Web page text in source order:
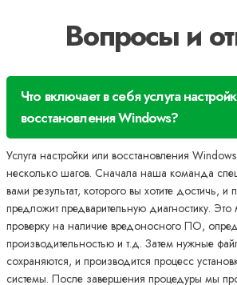
Вопросы и
Что включает в себя услуга
восстановления Windows?
Услуга настройки или восстановления
несколько шагов. Сначала наша команда
вами результат, которого вы хотите достичь,
предложит предварительную диагностику. Это
проверку на наличие вредоносного ПО,
производительностью и т.д. Затем нужные
сохраняются, и производится процесс
системы. После завершения процедуры мы